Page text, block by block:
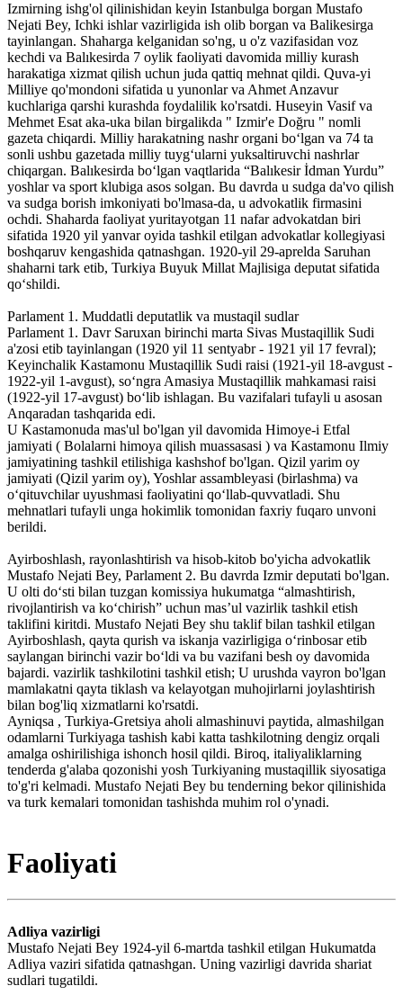
Izmirning ishg'ol qilinishidan keyin Istanbulga borgan Mustafo
Nejati Bey, Ichki ishlar vazirligida ish olib borgan va Balikesirga
tayinlangan. Shaharga kelganidan so'ng, u o'z vazifasidan voz
kechdi va Balıkesirda 7 oylik faoliyati davomida milliy kurash
harakatiga xizmat qilish uchun juda qattiq mehnat qildi. Quva-yi
Milliye qo'mondoni sifatida u yunonlar va Ahmet Anzavur
kuchlariga qarshi kurashda foydalilik ko'rsatdi. Huseyin Vasif va
Mehmet Esat aka-uka bilan birgalikda " Izmir'e Doğru " nomli
gazeta chiqardi. Milliy harakatning nashr organi bo‘lgan va 74 ta
sonli ushbu gazetada milliy tuyg‘ularni yuksaltiruvchi nashrlar
chiqargan. Balıkesirda bo‘lgan vaqtlarida “Balıkesir İdman Yurdu”
yoshlar va sport klubiga asos solgan. Bu davrda u sudga da'vo qilish
va sudga borish imkoniyati bo'lmasa-da, u advokatlik firmasini
ochdi. Shaharda faoliyat yuritayotgan 11 nafar advokatdan biri
sifatida 1920 yil yanvar oyida tashkil etilgan advokatlar kollegiyasi
boshqaruv kengashida qatnashgan. 1920-yil 29-aprelda Saruhan
shaharni tark etib, Turkiya Buyuk Millat Majlisiga deputat sifatida
qo‘shildi.
Parlament 1. Muddatli deputatlik va mustaqil sudlar
Parlament 1. Davr Saruxan birinchi marta Sivas Mustaqillik Sudi
a'zosi etib tayinlangan (1920 yil 11 sentyabr - 1921 yil 17 fevral);
Keyinchalik Kastamonu Mustaqillik Sudi raisi (1921-yil 18-avgust -
1922-yil 1-avgust), soʻngra Amasiya Mustaqillik mahkamasi raisi
(1922-yil 17-avgust) boʻlib ishlagan. Bu vazifalari tufayli u asosan
Anqaradan tashqarida edi.
U Kastamonuda mas'ul bo'lgan yil davomida Himoye-i Etfal
jamiyati ( Bolalarni himoya qilish muassasasi ) va Kastamonu Ilmiy
jamiyatining tashkil etilishiga kashshof bo'lgan. Qizil yarim oy
jamiyati (Qizil yarim oy), Yoshlar assambleyasi (birlashma) va
o‘qituvchilar uyushmasi faoliyatini qo‘llab-quvvatladi. Shu
mehnatlari tufayli unga hokimlik tomonidan faxriy fuqaro unvoni
berildi.
Ayirboshlash, rayonlashtirish va hisob-kitob bo'yicha advokatlik
Mustafo Nejati Bey, Parlament 2. Bu davrda Izmir deputati bo'lgan.
U olti do‘sti bilan tuzgan komissiya hukumatga “almashtirish,
rivojlantirish va ko‘chirish” uchun mas’ul vazirlik tashkil etish
taklifini kiritdi. Mustafo Nejati Bey shu taklif bilan tashkil etilgan
Ayirboshlash, qayta qurish va iskanja vazirligiga oʻrinbosar etib
saylangan birinchi vazir boʻldi va bu vazifani besh oy davomida
bajardi. vazirlik tashkilotini tashkil etish; U urushda vayron bo'lgan
mamlakatni qayta tiklash va kelayotgan muhojirlarni joylashtirish
bilan bog'liq xizmatlarni ko'rsatdi.
Ayniqsa , Turkiya-Gretsiya aholi almashinuvi paytida, almashilgan
odamlarni Turkiyaga tashish kabi katta tashkilotning dengiz orqali
amalga oshirilishiga ishonch hosil qildi. Biroq, italiyaliklarning
tenderda g'alaba qozonishi yosh Turkiyaning mustaqillik siyosatiga
to'g'ri kelmadi. Mustafo Nejati Bey bu tenderning bekor qilinishida
va turk kemalari tomonidan tashishda muhim rol o'ynadi.
Faoliyati
Adliya vazirligi
Mustafo Nejati Bey 1924-yil 6-martda tashkil etilgan Hukumatda
Adliya vaziri sifatida qatnashgan. Uning vazirligi davrida shariat
sudlari tugatildi.